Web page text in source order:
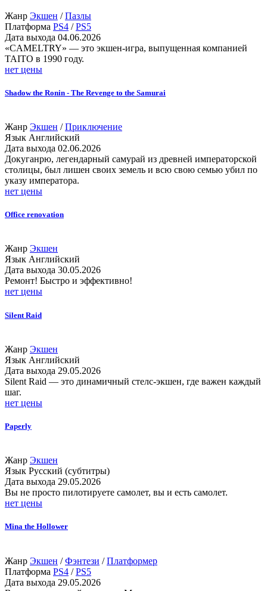
Жанр Экшен /Пазлы
Платформа PS4 /PS5
Дата выхода 04.06.2026
«CAMELTRY» — это экшен-игра, выпущенная компанией
TAITO в 1990 году.
нет цены
Shadow the Ronin - The Revenge to the Samurai
Жанр Экшен /Приключение
Язык Английский
Дата выхода 02.06.2026
Докуганрю, легендарный самурай из древней императорской
столицы, был лишен своих земель и всю свою семью убил по
указу императора.
нет цены
Office renovation
Жанр Экшен
Язык Английский
Дата выхода 30.05.2026
Ремонт! Быстро и эффективно!
нет цены
Silent Raid
Жанр Экшен
Язык Английский
Дата выхода 29.05.2026
Silent Raid — это динамичный стелс-экшен, где важен каждый
шаг.
нет цены
Paperly
Жанр Экшен
Язык Русский (субтитры)
Дата выхода 29.05.2026
Вы не просто пилотируете самолет, вы и есть самолет.
нет цены
Mina the Hollower
Жанр Экшен /Фэнтези /Платформер
Платформа PS4 /PS5
Дата выхода 29.05.2026